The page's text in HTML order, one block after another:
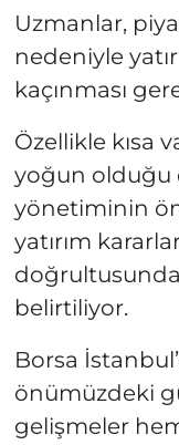
Uzmanlar,
nedeniyle
kaçınması
Özellikle kısa
yoğun olduğu
yönetiminin
yatırım
belirtiliyor.
Borsa
önümüzdeki
gelişmeler